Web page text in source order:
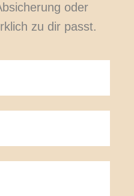
oder
zu dir passt.